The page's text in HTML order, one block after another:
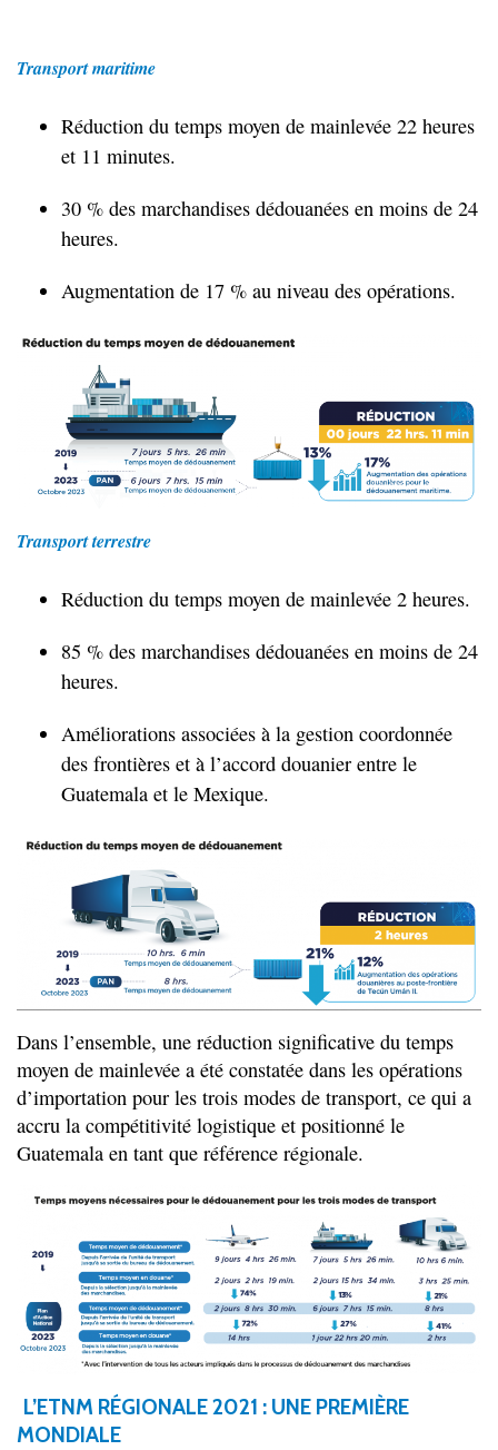
Transport maritime
Réduction du temps moyen de mainlevée 22 heures
et 11 minutes.
30 % des marchandises dédouanées en moins de 24
heures.
Augmentation de 17 % au niveau des opérations.
Transport terrestre
Réduction du temps moyen de mainlevée 2 heures.
85 % des marchandises dédouanées en moins de 24
heures.
Améliorations associées à la gestion coordonnée
des frontières et à l’accord douanier entre le
Guatemala et le Mexique.
Dans l’ensemble, une réduction significative du temps
moyen de mainlevée a été constatée dans les opérations
d’importation pour les trois modes de transport, ce qui a
accru la compétitivité logistique et positionné le
Guatemala en tant que référence régionale.
L’ETNM RÉGIONALE 2021 : UNE PREMIÈRE
MONDIALE